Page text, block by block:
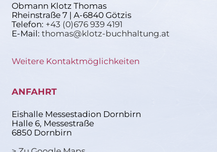
Obmann Klotz Thomas
Rheinstraße 7 | A-6840 Götzis
Telefon: +43 (0)676 939 4191
E-Mail: thomas@klotz-buchhaltung.at
Weitere Kontaktmöglichkeiten
ANFAHRT
Eishalle Messestadion Dornbirn
Halle 6, Messestraße
6850 Dornbirn